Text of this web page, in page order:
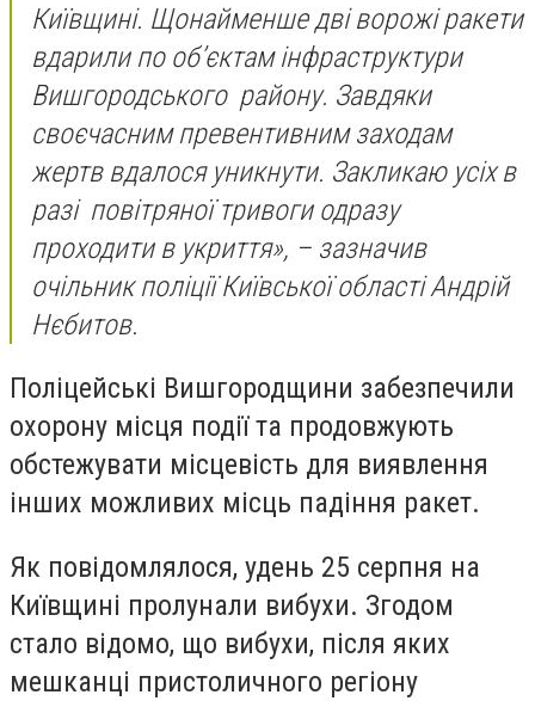
Київщині. Щонайменше дві ворожі ракети
вдарили по об’єктам інфраструктури
Вишгородського району. Завдяки
своєчасним превентивним заходам
жертв вдалося уникнути. Закликаю усіх в
разі повітряної тривоги одразу
проходити в укриття», – зазначив
очільник поліції Київської області Андрій
Нєбитов.
Поліцейські Вишгородщини забезпечили
охорону місця події та продовжують
обстежувати місцевість для виявлення
інших можливих місць падіння ракет.
Як повідомлялося, удень 25 серпня на
Київщині пролунали вибухи. Згодом
стало відомо, що вибухи, після яких
мешканці пристоличного регіону